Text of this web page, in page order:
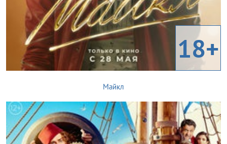
18+
Майкл